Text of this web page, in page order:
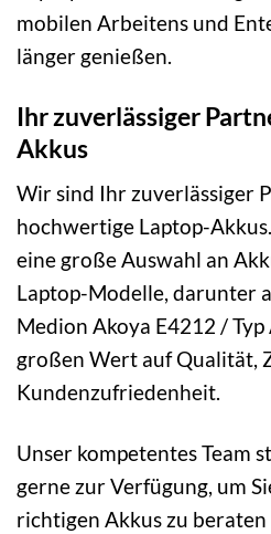
mobilen Arbeitens und
länger genießen.
Ihr zuverlässiger
Akkus
Wir sind Ihr zuverlässiger
hochwertige Laptop-
eine große Auswahl an
Laptop-Modelle, darunter
Medion Akoya E4212 /
großen Wert auf Qualität,
Kundenzufriedenheit.
Unser kompetentes Team
gerne zur Verfügung, um
richtigen Akkus zu